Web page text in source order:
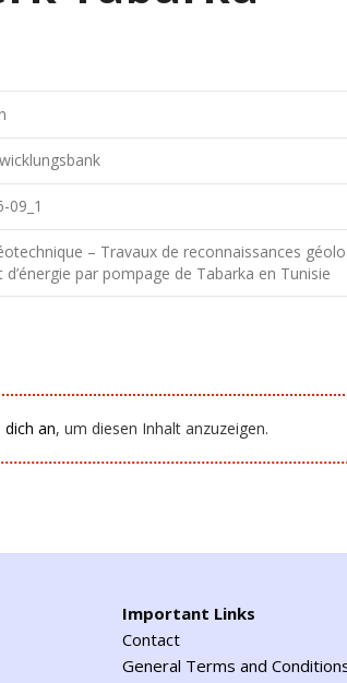
09_1
– Travaux de reconnaissances
par pompage de Tabarka en Tunisie
dich an, um diesen Inhalt anzuzeigen.
Important Links
Contact
General Terms and